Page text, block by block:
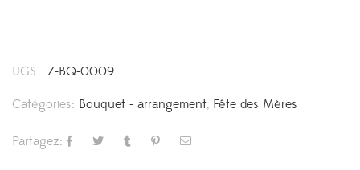
UGS : Z-BQ-0009
Catégories: Bouquet - arrangement, Fête des Mères
Partagez: